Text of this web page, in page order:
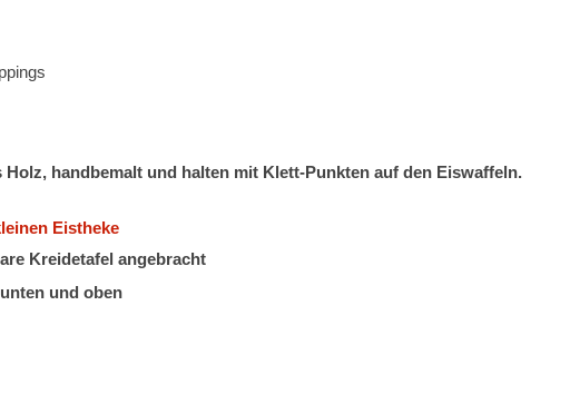
handbemalt und halten mit Klett-Punkten auf den Eiswaffeln.
Eistheke
Kreidetafel angebracht
und oben